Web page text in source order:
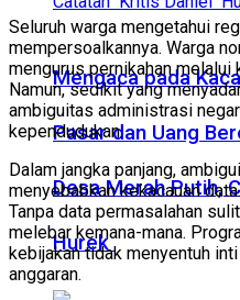
Mengaca pada
Pasar dan Uang
Desa Merah Putih,
Hurek
Seluruh warga mengetahui
mempersoalkannya. Warga
mengurus pernikahan melalui
Namun, sedikit yang
ambiguitas administrasi
kependudukan.
Dalam jangka panjang,
menyebabkan kekacauan
Tanpa data permasalahan
melebar kemana-mana.
kebijakan tidak menyentuh
anggaran.